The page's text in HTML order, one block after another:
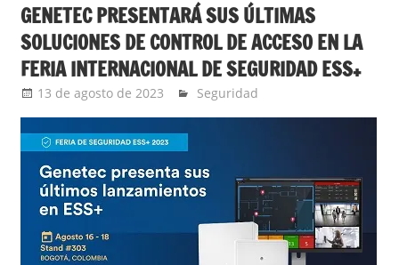
GENETEC PRESENTARÁ SUS ÚLTIMAS
SOLUCIONES DE CONTROL DE ACCESO EN LA
FERIA INTERNACIONAL DE SEGURIDAD ESS+
13 de agosto de 2023 YesidAguilar
Seguridad